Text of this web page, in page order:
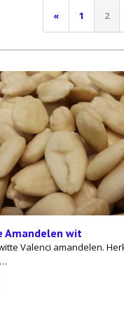
« 1 2
Amandelen wit
Valenci amandelen.